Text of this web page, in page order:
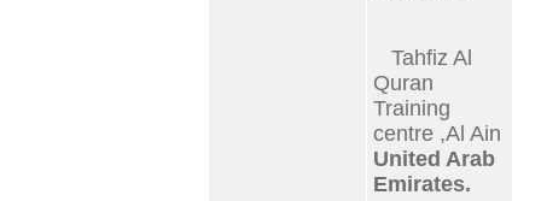
Tahfiz Al
Quran
Training
centre ,Al Ain
United Arab
Emirates.